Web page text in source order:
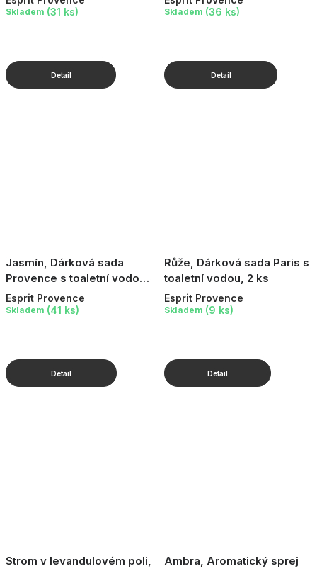
Skladem (31 ks) Skladem (36 ks)
Jasmín, Dárková sada
Provence s toaletní vodou,
2 ks
Esprit Provence
Skladem (41 ks)
Růže, Dárková sada Paris s
toaletní vodou, 2 ks
Esprit Provence
Skladem (9 ks)
Strom v levandulovém poli,
Ambra, Aromatický sprej